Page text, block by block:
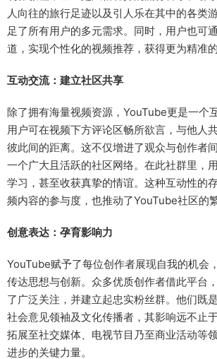
人向往的旅行足迹以及引人乐在其中的各类
足了所有用户的多元需求。同时，用户也可
道，实现个性化的视频推荐，获得更为精准的
互动交流：建立社区共享
除了拥有海量视频资源，YouTube更是一个
用户可在视频下方评论区畅所欲言，与他人
彼此间的距离。这不仅增进了观众与创作者
一个广大且活跃的社区网络。在此社群里，
学习，甚至收获真挚的情谊。这种互动性的
频内容的参与度，也推动了YouTube社区的
创意表达：孕育影响力
YouTube赋予了每位创作者展现自我的机会
传达思想与创新。众多优质创作者借此平台
了广泛关注，并建立起忠实粉丝群。他们既
社会意见领袖及文化传播者，其影响远不止
拓展至社交媒体、电视节目乃至商业活动等
进步的关键力量。